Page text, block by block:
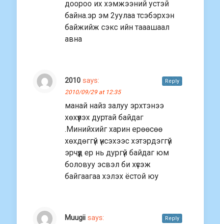
доороо их хэмжээний устэй
байна.эр эм 2уулаа тсэбэрхэн
байжийж сэкс ийн тааашаал
авна
2010 says:
2010/09/29 at 12:35
манай найз залуу эрхтэнээ
хөхүүлэх дуртай байдаг
.Минийхийг харин ерөөсөө
хөхдөггүй үнсэхээс хэтэрдэггүй
эрчүүд ер нь дургүй байдаг юм
боловуу эсвэл би хүсэж
байгаагаа хэлэх ёстой юу
Reply
Muugii says: Reply